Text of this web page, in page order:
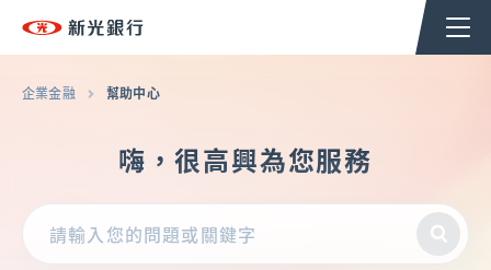
個人金融 企業金融
台新新光集團
企業融資
企業金融 幫助中心
嗨，很高興為您服務